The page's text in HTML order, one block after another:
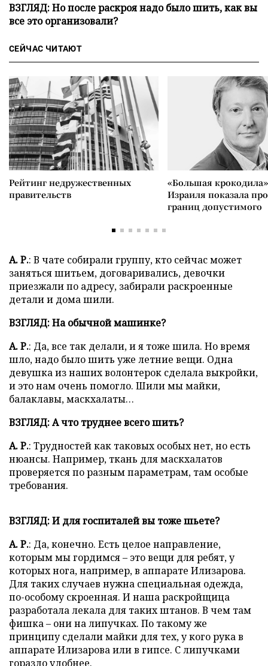
ВЗГЛЯД: Но после раскроя надо было шить, как вы
все это организовали?
СЕЙЧАС ЧИТАЮТ
Рейтинг недружественных
правительств
«Большая
Израиля показала
границ допустимого
А. Р.: В чате собирали группу, кто сейчас может
заняться шитьем, договаривались, девочки
приезжали по адресу, забирали раскроенные
детали и дома шили.
ВЗГЛЯД: На обычной машинке?
А. Р.: Да, все так делали, и я тоже шила. Но время
шло, надо было шить уже летние вещи. Одна
девушка из наших волонтерок сделала выкройки,
и это нам очень помогло. Шили мы майки,
балаклавы, маскхалаты…
ВЗГЛЯД: А что труднее всего шить?
А. Р.: Трудностей как таковых особых нет, но есть
нюансы. Например, ткань для маскхалатов
проверяется по разным параметрам, там особые
требования.
ВЗГЛЯД: И для госпиталей вы тоже шьете?
А. Р.: Да, конечно. Есть целое направление,
которым мы гордимся – это вещи для ребят, у
которых нога, например, в аппарате Илизарова.
Для таких случаев нужна специальная одежда,
по-особому скроенная. И наша раскройщица
разработала лекала для таких штанов. В чем там
фишка – они на липучках. По такому же
принципу сделали майки для тех, у кого рука в
аппарате Илизарова или в гипсе. С липучками
гораздо удобнее.